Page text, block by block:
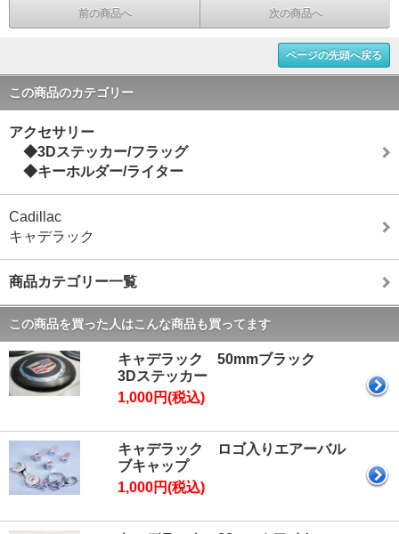
前の商品へ 次の商品へ
ページの先頭へ戻る
この商品のカテゴリー
アクセサリー
◆3Dステッカー/フラッグ
◆キーホルダー/ライター
Cadillac
キャデラック
商品カテゴリー一覧
この商品を買った人はこんな商品も買ってます
キャデラック 50mmブラック
3Dステッカー
1,000円(税込)
キャデラック ロゴ入りエアーバル
ブキャップ
1,000円(税込)